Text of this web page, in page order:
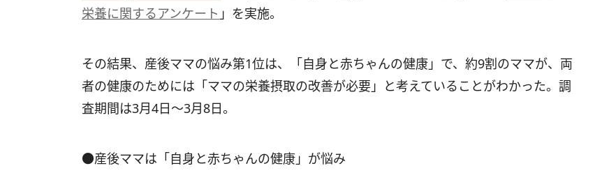
栄養に関するアンケート 」を実施。
その結果、産後ママの悩み第1位は、「自身と赤ちゃんの健康」で、約9割のママが、両
者の健康のためには「ママの栄養摂取の改善が必要」と考えていることがわかった。調
査期間は3月4日～3月8日。
●産後ママは「自身と赤ちゃんの健康」が悩み